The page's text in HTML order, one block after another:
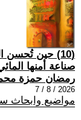
(10) حين تُحسن
صناعة أمنها
رمضان حمزة
2026 / 8 / 7
مواضيع وابحاث